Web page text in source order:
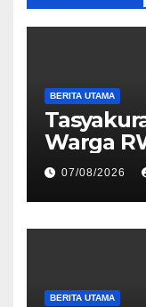
BERITA UTAMA
Warga
Timur,
Sosial
07/08/2026
BERITA UTAMA